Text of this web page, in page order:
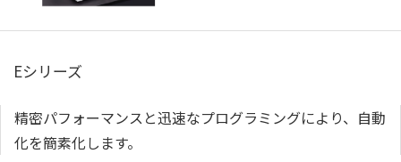
Eシリーズ
精密パフォーマンスと迅速なプログラミングにより、自動
化を簡素化します。